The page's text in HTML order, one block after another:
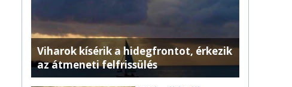
Viharok kísérik a hidegfrontot, érkezik
az átmeneti felfrissülés